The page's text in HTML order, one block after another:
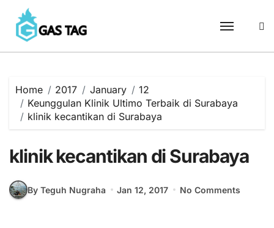
content
Home 2017 January
12
Keunggulan Klinik Ultimo Terbaik di Surabaya
klinik kecantikan di Surabaya
klinik kecantikan di Surabaya
By Teguh Nugraha Jan 12, 2017 No Comments